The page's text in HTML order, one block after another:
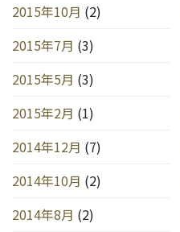
2015年10月 (2)
2015年7月 (3)
2015年5月 (3)
2015年2月 (1)
2014年12月 (7)
2014年10月 (2)
2014年8月 (2)